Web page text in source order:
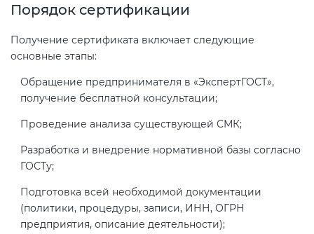
Порядок сертификации
Получение сертификата включает следующие
основные этапы:
Обращение предпринимателя в «ЭкспертГОСТ»,
получение бесплатной консультации;
Проведение анализа существующей СМК;
Разработка и внедрение нормативной базы согласно
ГОСТу;
Подготовка всей необходимой документации
(политики, процедуры, записи, ИНН, ОГРН
предприятия, описание деятельности);
Сертификация электротехники
Сертификация ресурсов
Остальное
ТС 009)
Декларирование оборудования
продукции (ТР ТС 021)
Декларирование алкогольной
продукции (ТР ЕАЭС 047)
Декларирование